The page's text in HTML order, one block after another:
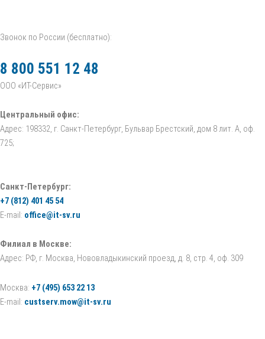
Звонок по России (бесплатно):
8 800 551 12 48
ООО «ИТ-Сервис»
Центральный офис:
Адрес: 198332, г. Санкт-Петербург, Бульвар Брестский, дом 8 лит. А, оф.
725;
Санкт-Петербург:
+7 (812) 401 45 54
E-mail: office@it-sv.ru
Филиал в Москве:
Адрес: РФ, г. Москва, Нововладыкинский проезд, д. 8, стр. 4, оф. 309
Москва: +7 (495) 653 22 13
E-mail: custserv.mow@it-sv.ru